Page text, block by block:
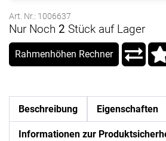
Art. Nr.: 1006637
Nur Noch 2 Stück auf Lager
Rahmenhöhen Rechner
Beschreibung Eigenschaften
Informationen zur